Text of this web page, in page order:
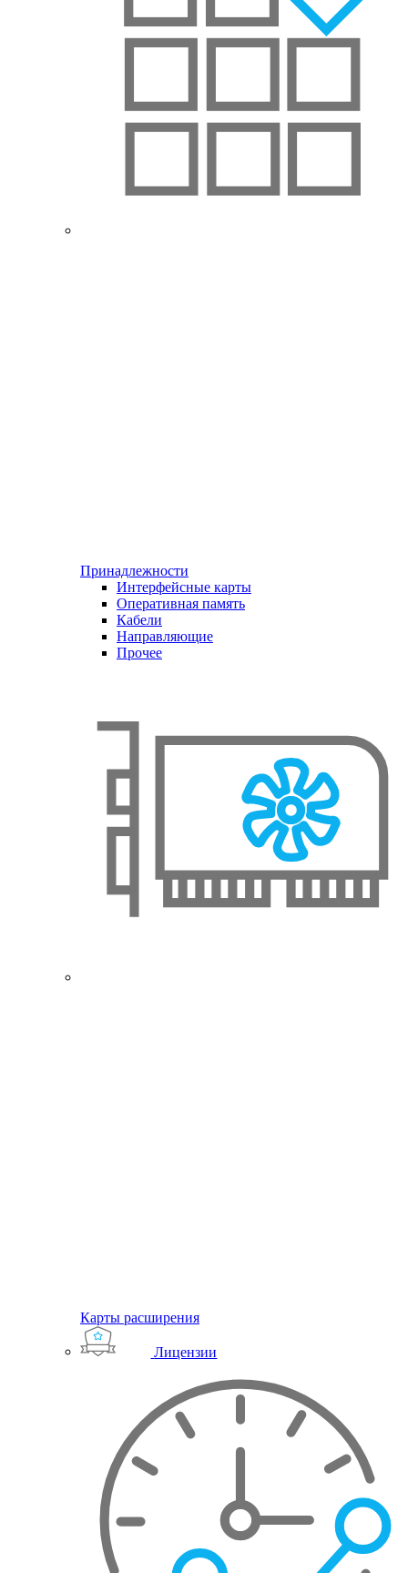
Принадлежности
Интерфейсные карты
Оперативная память
Кабели
Направляющие
Прочее
Карты расширения
Лицензии